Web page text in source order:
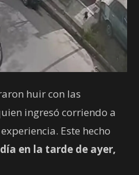
huir con las
ingresó corriendo a
Este hecho
en la tarde de ayer,